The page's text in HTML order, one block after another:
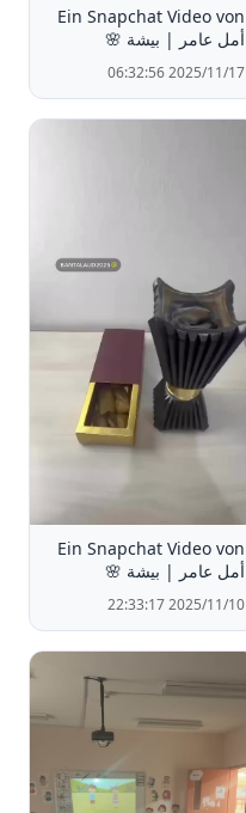
Ein Snapchat Video von
أمل عامر | بيشة 🌸
2025/11/17 06:32:56
Ein Snapchat Video von
أمل عامر | بيشة 🌸
2025/11/10 22:33:17